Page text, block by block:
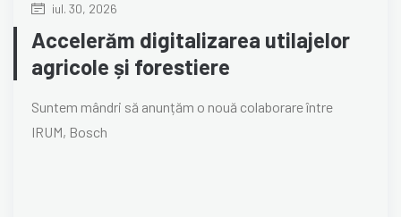
iul. 30, 2026
Accelerăm digitalizarea utilajelor
agricole și forestiere
Suntem mândri să anunțăm o nouă colaborare între
IRUM, Bosch